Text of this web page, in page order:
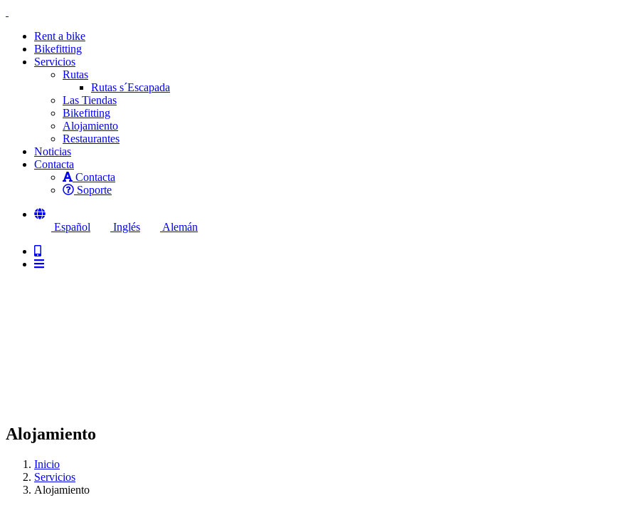
Rent a bike
Bikefitting
Servicios
Rutas
Rutas s´Escapada
Las Tiendas
Bikefitting
Alojamiento
Restaurantes
Noticias
Contacta
Contacta
Soporte
Español Inglés Alemán
Alojamiento
Inicio
Servicios
Alojamiento